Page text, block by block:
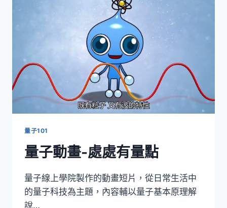
量子101
量子動畫-處處有量點
量子線上學院製作的動畫短片，從日常生活中
的量子科技為主題，內容輔以量子基本原理解
說…